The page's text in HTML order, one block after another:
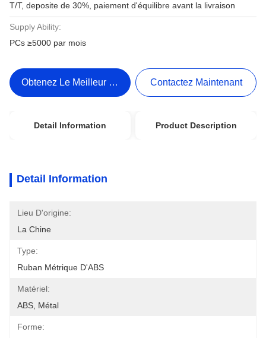
T/T, deposite de 30%, paiement d'équilibre avant la livraison
Supply Ability:
PCs ≥5000 par mois
Obtenez Le Meilleur Prix Contactez Maintenant
Detail Information Product Description
Detail Information
Lieu D'origine:
La Chine
Type:
Ruban Métrique D'ABS
Matériel:
ABS, Métal
Forme: